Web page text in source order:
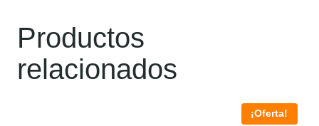
Productos
relacionados
¡Oferta!